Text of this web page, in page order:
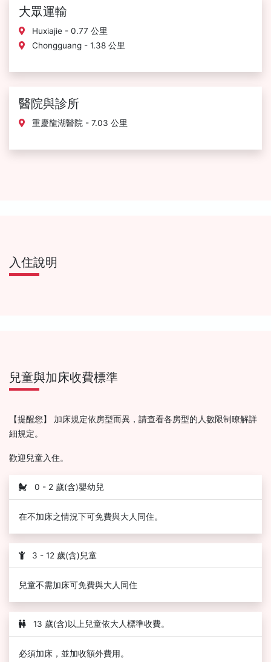
大眾運輸
Huxiajie - 0.77 公里
Chongguang - 1.38 公里
醫院與診所
重慶龍湖醫院 - 7.03 公里
入住說明
兒童與加床收費標準
【提醒您】 加床規定依房型而異，請查看各房型的人數限制瞭解詳
細規定。
歡迎兒童入住。
0 - 2 歲(含)嬰幼兒
在不加床之情況下可免費與大人同住。
3 - 12 歲(含)兒童
兒童不需加床可免費與大人同住
13 歲(含)以上兒童依大人標準收費。
必須加床，並加收額外費用。